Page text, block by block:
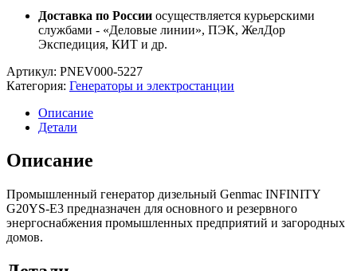
Доставка по России осуществляется курьерскими
службами - «Деловые линии», ПЭК, ЖелДор
Экспедиция, КИТ и др.
Артикул: PNEV000-5227
Категория: Генераторы и электростанции
Описание
Детали
Описание
Промышленный генератор дизельный Genmac INFINITY
G20YS-E3 предназначен для основного и резервного
энергоснабжения промышленных предприятий и загородных
домов.